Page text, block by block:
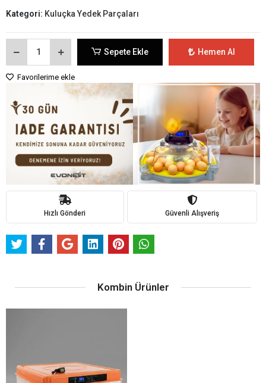
Kategori: Kuluçka Yedek Parçaları
Sepete Ekle Hemen Al
Favorilerime ekle
Hızlı Gönderi Güvenli Alışveriş
Kombin Ürünler